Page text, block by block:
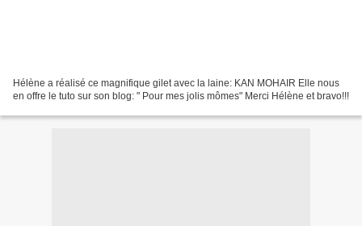
Hélène a réalisé ce magnifique gilet avec la laine: KAN MOHAIR Elle nous
en offre le tuto sur son blog: " Pour mes jolis mômes" Merci Hélène et bravo!!!